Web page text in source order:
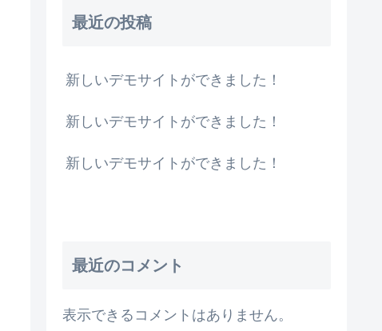
最近の投稿
新しいデモサイトができました！
新しいデモサイトができました！
新しいデモサイトができました！
最近のコメント
表示できるコメントはありません。